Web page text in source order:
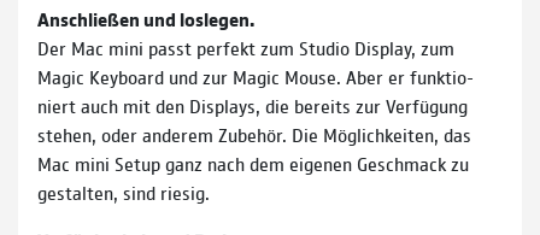
Anschließen und loslegen.
Der Mac mini passt perfekt zum Studio Dis­play, zum
Magic Keyboard und zur Magic Mouse. Aber er funk­tio­
niert auch mit den Dis­plays, die bereits zur Verfügung
stehen, oder anderem Zubehör. Die Möglichkeiten, das
Mac mini Setup ganz nach dem eigenen Geschmack zu
gestalten, sind riesig.